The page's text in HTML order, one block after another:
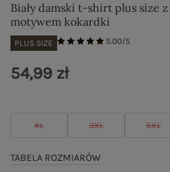
Biały damski t-shirt plus size z
motywem kokardki
PLUS SIZE 5.00/5
XL 3XL 5XL
TABELA ROZMIARÓW
54,99 zł